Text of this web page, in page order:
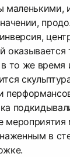
маленькими,
то же время
в